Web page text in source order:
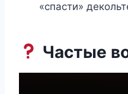
«спасти»
Частые